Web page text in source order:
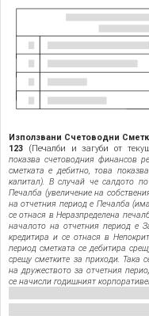
Използвани Счетоводни
123 (Печалби и загуби от
показва счетоводния финансов
сметката е дебитно, това
капитал). В случай че салдото
Печалба (увеличение на
на отчетния период е Печалба
се отнася в Неразпределена
началото на отчетния период е
кредитира и се отнася в
период сметката се дебитира
срещу сметките за приходи. Така
на дружеството за отчетния
се начисли годишният